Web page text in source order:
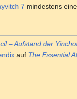
7 mindestens
– Aufstand der
auf The Essential